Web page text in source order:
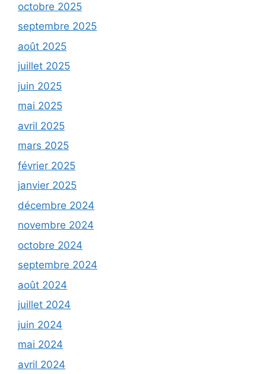
octobre 2025
septembre 2025
août 2025
juillet 2025
juin 2025
mai 2025
avril 2025
mars 2025
février 2025
janvier 2025
décembre 2024
novembre 2024
octobre 2024
septembre 2024
août 2024
juillet 2024
juin 2024
mai 2024
avril 2024